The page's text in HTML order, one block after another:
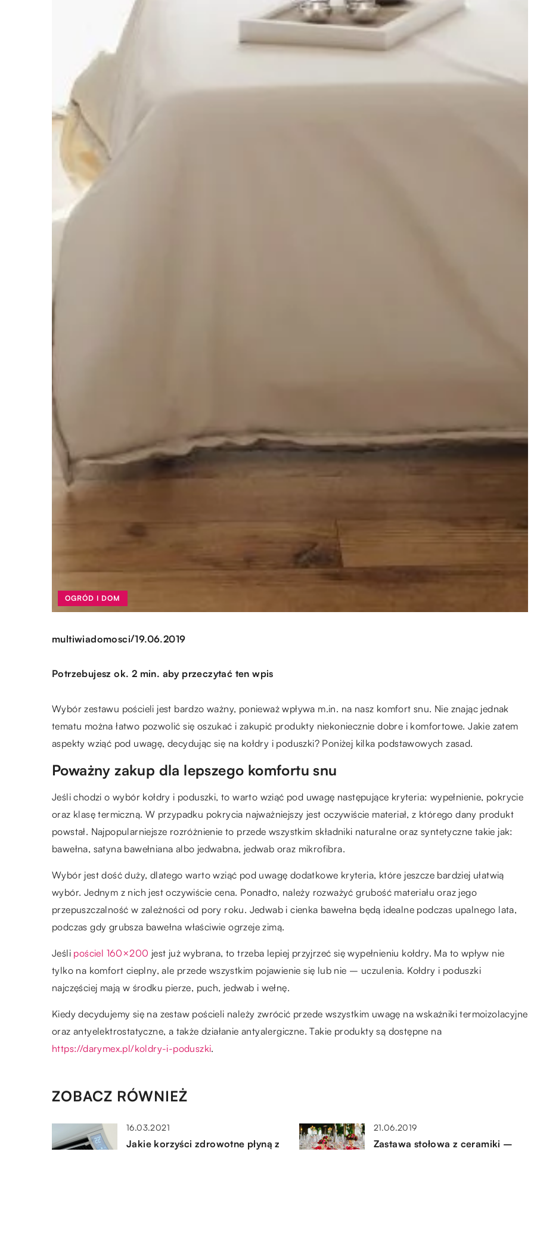
OGRÓD I DOM
multiwiadomosci/19.06.2019
Potrzebujesz ok. 2 min. aby przeczytać ten wpis
Wybór zestawu pościeli jest bardzo ważny, ponieważ wpływa m.in. na nasz komfort snu. Nie znając jednak
tematu można łatwo pozwolić się oszukać i zakupić produkty niekoniecznie dobre i komfortowe. Jakie zatem
aspekty wziąć pod uwagę, decydując się na kołdry i poduszki? Poniżej kilka podstawowych zasad.
Poważny zakup dla lepszego komfortu snu
Jeśli chodzi o wybór kołdry i poduszki, to warto wziąć pod uwagę następujące kryteria: wypełnienie, pokrycie
oraz klasę termiczną. W przypadku pokrycia najważniejszy jest oczywiście materiał, z którego dany produkt
powstał. Najpopularniejsze rozróżnienie to przede wszystkim składniki naturalne oraz syntetyczne takie jak:
bawełna, satyna bawełniana albo jedwabna, jedwab oraz mikrofibra.
Wybór jest dość duży, dlatego warto wziąć pod uwagę dodatkowe kryteria, które jeszcze bardziej ułatwią
wybór. Jednym z nich jest oczywiście cena. Ponadto, należy rozważyć grubość materiału oraz jego
przepuszczalność w zależności od pory roku. Jedwab i cienka bawełna będą idealne podczas upalnego lata,
podczas gdy grubsza bawełna właściwie ogrzeje zimą.
Jeśli pościel 160×200 jest już wybrana, to trzeba lepiej przyjrzeć się wypełnieniu kołdry. Ma to wpływ nie
tylko na komfort cieplny, ale przede wszystkim pojawienie się lub nie – uczulenia. Kołdry i poduszki
najczęściej mają w środku pierze, puch, jedwab i wełnę.
Kiedy decydujemy się na zestaw pościeli należy zwrócić przede wszystkim uwagę na wskaźniki termoizolacyjne
oraz antyelektrostatyczne, a także działanie antyalergiczne. Takie produkty są dostępne na
https://darymex.pl/koldry-i-poduszki.
ZOBACZ RÓWNIEŻ
16.03.2021
Jakie korzyści zdrowotne płyną z
21.06.2019
Zastawa stołowa z ceramiki –